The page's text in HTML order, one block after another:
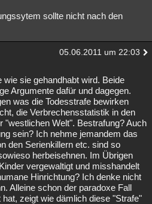
sollte nicht nach den
05.06.2011 um 22:03
wie sie gehandhabt wird. Beide
Argumente dafür und dagegen.
was die Todesstrafe bewirken
die Verbrechensstatistik in den
"westlichen Welt". Bestrafung? Auch
sein? Ich nehme jemandem das
den Serienkillern etc. sind so
herbeisehnen. Im Übrigen
vergewaltigt und misshandelt
Hinrichtung? Ich denke nicht
Alleine schon der paradoxe Fall
hat, zeigt wie dämlich diese "Strafe"